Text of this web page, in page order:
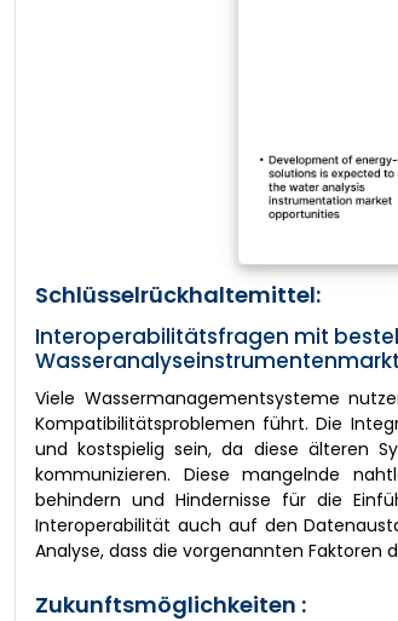
Schlüsselrückhaltemittel:
Interoperabilitätsfragen mit
Wasseranalyseinstrumentenmarkt
Viele Wassermanagementsysteme
Kompatibilitätsproblemen führt. Die
und kostspielig sein, da diese älteren
kommunizieren. Diese mangelnde
behindern und Hindernisse für die
Interoperabilität auch auf den
Analyse, dass die vorgenannten Faktoren
Zukunftsmöglichkeiten :